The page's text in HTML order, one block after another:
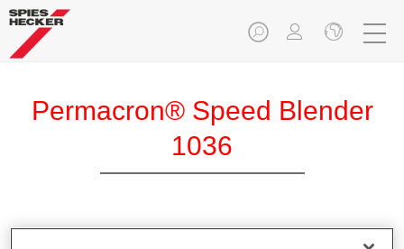
Permacron® Speed Blender
1036
Permacron Speed Blender 1036 unterstützt das problemlose